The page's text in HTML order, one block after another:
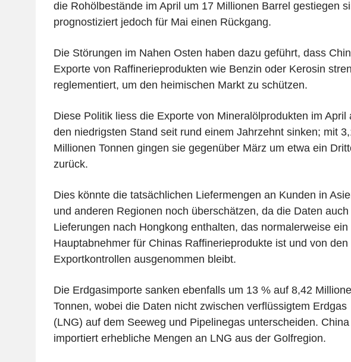
die Rohölbestände im April um 17 Millionen Barrel gestiegen
prognostiziert jedoch für Mai einen Rückgang.
Die Störungen im Nahen Osten haben dazu geführt, dass
Exporte von Raffinerieprodukten wie Benzin oder Kerosin
reglementiert, um den heimischen Markt zu schützen.
Diese Politik liess die Exporte von Mineralölprodukten im April
den niedrigsten Stand seit rund einem Jahrzehnt sinken; mit
Millionen Tonnen gingen sie gegenüber März um etwa ein
zurück.
Dies könnte die tatsächlichen Liefermengen an Kunden in
und anderen Regionen noch überschätzen, da die Daten auch
Lieferungen nach Hongkong enthalten, das normalerweise ein
Hauptabnehmer für Chinas Raffinerieprodukte ist und von den
Exportkontrollen ausgenommen bleibt.
Die Erdgasimporte sanken ebenfalls um 13 % auf 8,42
Tonnen, wobei die Daten nicht zwischen verflüssigtem Erdgas
(LNG) auf dem Seeweg und Pipelinegas unterscheiden. China
importiert erhebliche Mengen an LNG aus der Golfregion.